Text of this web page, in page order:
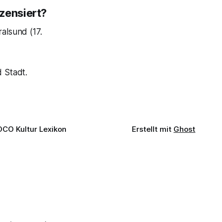
(17.
Stadt.
Kultur Lexikon Erstellt mit Ghost